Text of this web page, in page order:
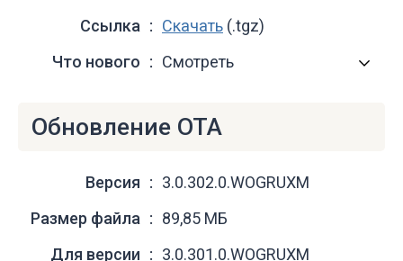
Ссылка
Скачать (.tgz)
Что нового
Смотреть
Обновление OTA
Версия
3.0.302.0.WOGRUXM
Размер файла
89,85 МБ
Для версии
3.0.301.0.WOGRUXM